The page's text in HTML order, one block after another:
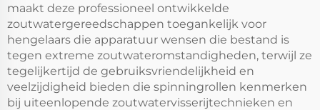
maakt deze professioneel ontwikkelde
zoutwatergereedschappen toegankelijk voor
hengelaars die apparatuur wensen die bestand is
tegen extreme zoutwateromstandigheden, terwijl ze
tegelijkertijd de gebruiksvriendelijkheid en
veelzijdigheid bieden die spinningrollen kenmerken
bij uiteenlopende zoutwatervisserijtechnieken en